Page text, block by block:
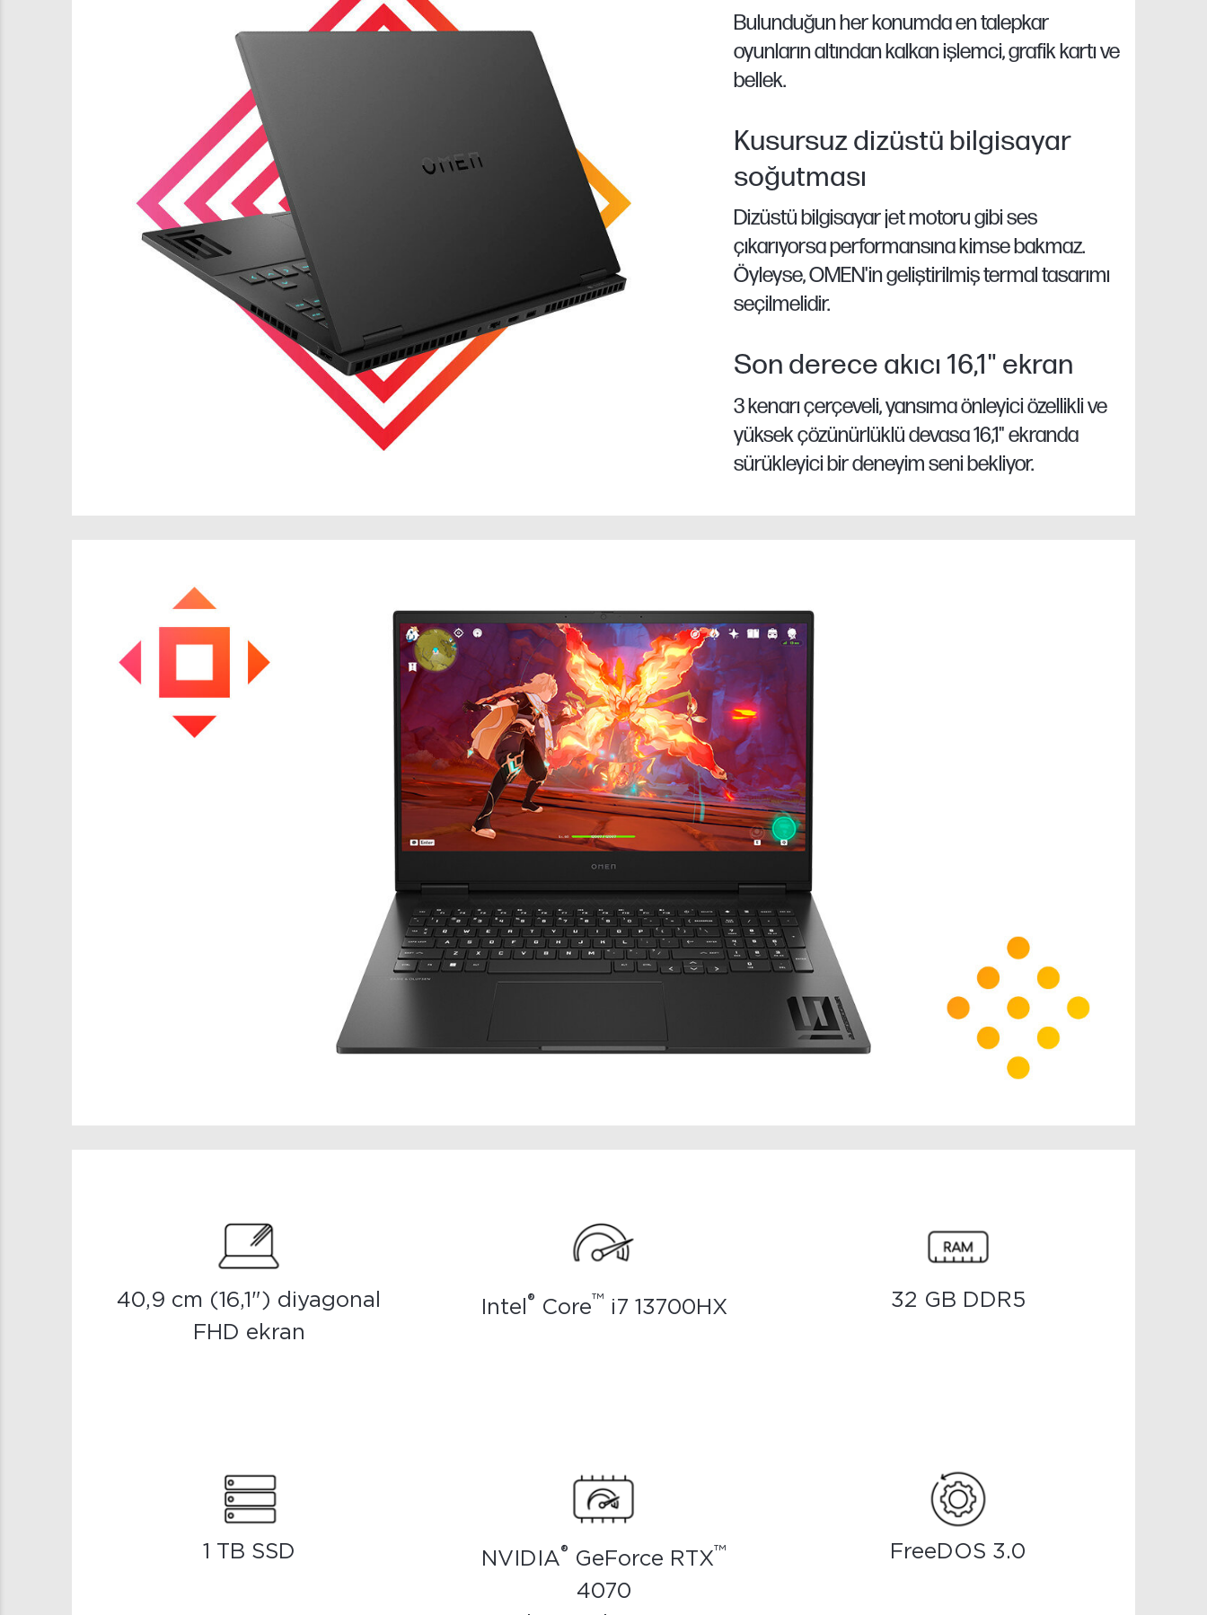
Bulunduğun her konumda en talepkar
oyunların altından kalkan işlemci, grafik kartı ve
bellek.
Kusursuz dizüstü bilgisayar
soğutması
Dizüstü bilgisayar jet motoru gibi ses
çıkarıyorsa performansına kimse bakmaz.
Öyleyse, OMEN'in geliştirilmiş termal tasarımı
seçilmelidir.
Son derece akıcı 16,1" ekran
3 kenarı çerçeveli, yansıma önleyici özellikli ve
yüksek çözünürlüklü devasa 16,1" ekranda
sürükleyici bir deneyim seni bekliyor.
40,9 cm (16,1") diyagonal
FHD ekran
1 TB SSD
Intel® Core™ i7 13700HX
NVIDIA® GeForce RTX™
4070
32 GB DDR5
FreeDOS 3.0